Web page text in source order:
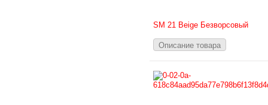
SM 21 Beige Безворсовый
Описание товара